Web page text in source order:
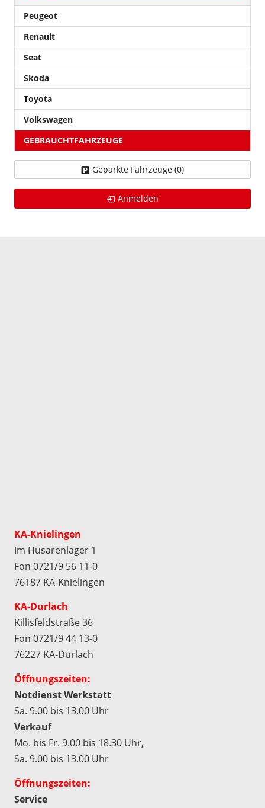
Peugeot
Renault
Seat
Skoda
Toyota
Volkswagen
GEBRAUCHTFAHRZEUGE
Geparkte Fahrzeuge (0)
Anmelden
KA-Knielingen
Im Husarenlager 1
Fon 0721/9 56 11-0
76187 KA-Knielingen
KA-Durlach
Killisfeldstraße 36
Fon 0721/9 44 13-0
76227 KA-Durlach
Öffnungszeiten:
Notdienst Werkstatt
Sa. 9.00 bis 13.00 Uhr
Verkauf
Mo. bis Fr. 9.00 bis 18.30 Uhr,
Sa. 9.00 bis 13.00 Uhr
Öffnungszeiten:
Service